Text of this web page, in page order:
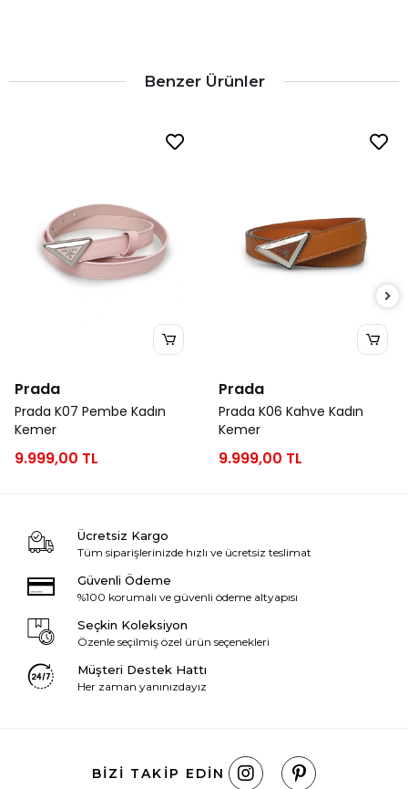
Benzer Ürünler
Prada
Prada K07 Pembe Kadın
Kemer
9.999,00 TL
Prada
Prada K06 Kahve Kadın
Kemer
9.999,00 TL
Ücretsiz Kargo
Tüm siparişlerinizde hızlı ve ücretsiz teslimat
Güvenli Ödeme
%100 korumalı ve güvenli ödeme altyapısı
Seçkin Koleksiyon
Özenle seçilmiş özel ürün seçenekleri
Müşteri Destek Hattı
Her zaman yanınızdayız
BIZI TAKIP EDIN